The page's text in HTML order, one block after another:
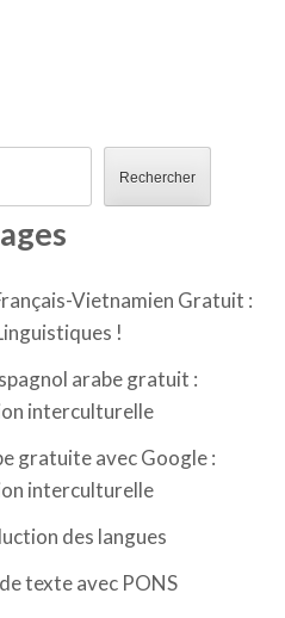
Rechercher
Vietnamien Gratuit :
!
arabe gratuit :
interculturelle
gratuite avec Google :
interculturelle
des langues
texte avec PONS